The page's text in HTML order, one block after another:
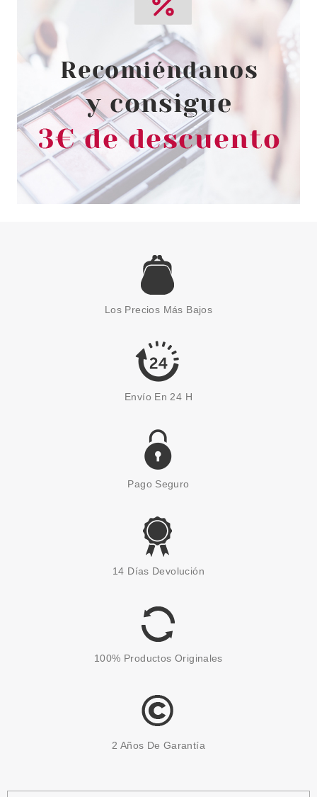
HERMES H24 EDT 100 ML
Pvr 114.00€
-39%
desde
69.95€
HERMES
HERMES UN JARDIN A
CYTHERE EDT 50 ML VP
54.95€
HERMES
EDP 100 ML VP
79.95€
Los Precios Más Bajos
Envío En 24 H
Pago Seguro
14 Días Devolución
100% Productos Originales
2 Años De Garantía